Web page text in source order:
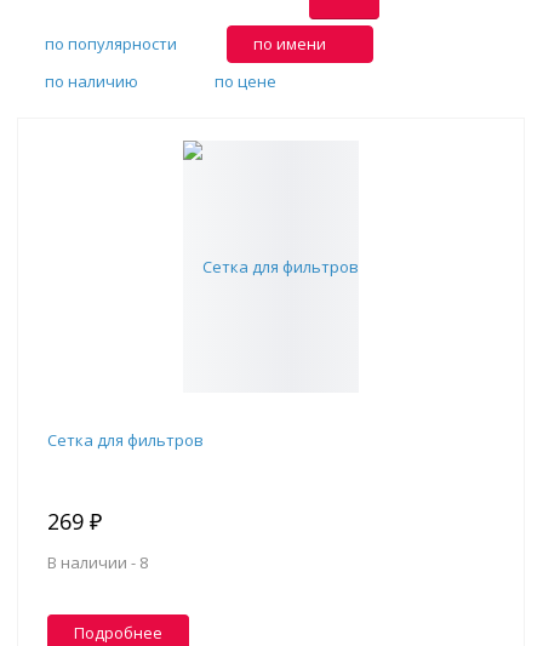
по популярности
по имени
по наличию
по цене
Сетка для фильтров
269 ₽
В наличии - 8
Подробнее